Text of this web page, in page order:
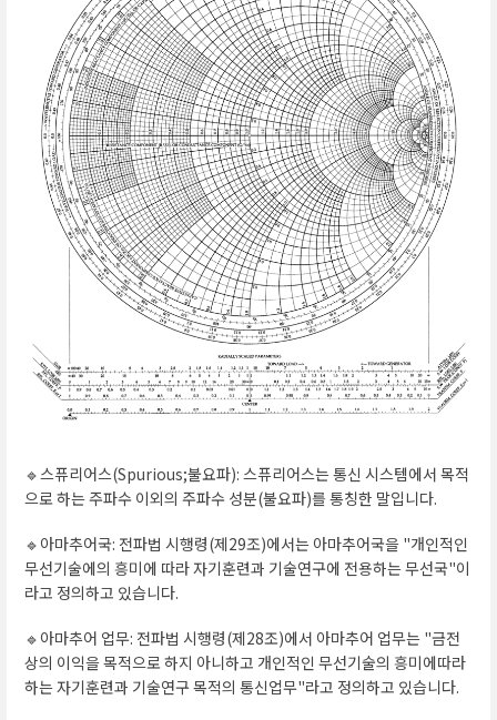
🔹스퓨리어스(Spurious;불요파): 스퓨리어스는 통신 시스템에서 목적
으로 하는 주파수 이외의 주파수 성분(불요파)를 통칭한 말입니다.
🔹아마추어국: 전파법 시행령(제29조)에서는 아마추어국을 "개인적인
무선기술에의 흥미에 따라 자기훈련과 기술연구에 전용하는 무선국"이
라고 정의하고 있습니다.
🔹아마추어 업무: 전파법 시행령(제28조)에서 아마추어 업무는 "금전
상의 이익을 목적으로 하지 아니하고 개인적인 무선기술의 흥미에따라
하는 자기훈련과 기술연구 목적의 통신업무"라고 정의하고 있습니다.